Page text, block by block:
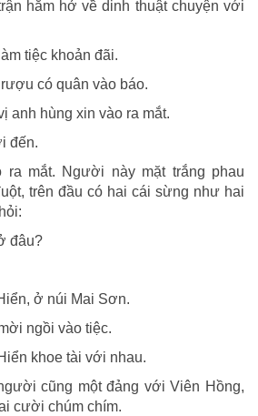
hăm hở về dinh thuật chuyện với
tiệc khoản đãi.
có quân vào báo.
anh hùng xin vào ra mắt.
đến.
mắt. Người này mặt trắng phau
trên đầu có hai cái sừng như hai
đâu?
ở núi Mai Sơn.
ngồi vào tiệc.
khoe tài với nhau.
cũng một đảng với Viên Hồng,
cười chúm chím.